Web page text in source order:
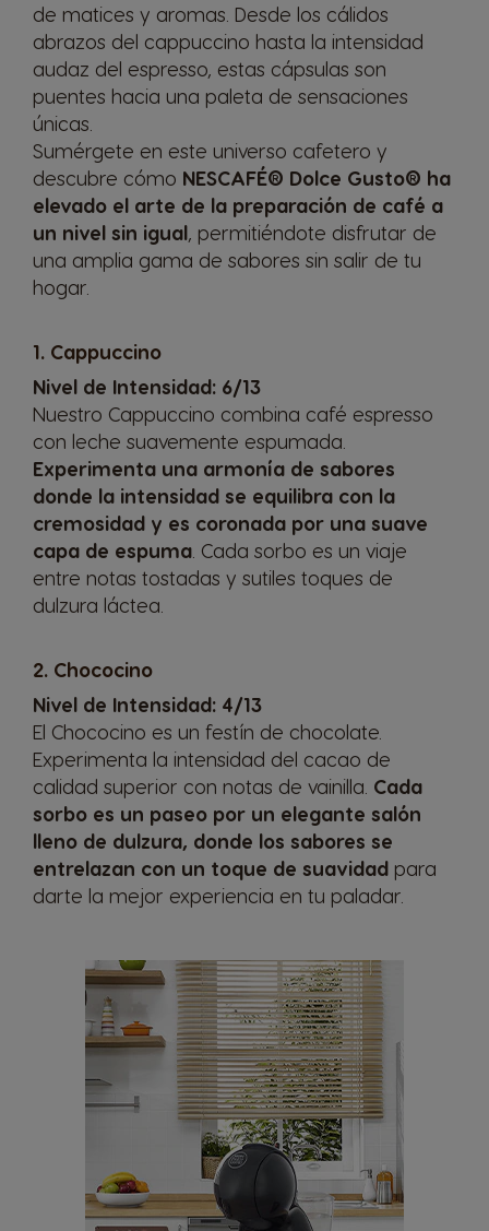
de matices y aromas. Desde los cálidos
abrazos del cappuccino hasta la intensidad
audaz del espresso, estas cápsulas son
puentes hacia una paleta de sensaciones
únicas.
Sumérgete en este universo cafetero y
descubre cómo NESCAFÉ® Dolce Gusto® ha
elevado el arte de la preparación de café a
un nivel sin igual, permitiéndote disfrutar de
una amplia gama de sabores sin salir de tu
hogar.
1. Cappuccino
Nivel de Intensidad: 6/13
Nuestro Cappuccino combina café espresso
con leche suavemente espumada.
Experimenta una armonía de sabores
donde la intensidad se equilibra con la
cremosidad y es coronada por una suave
capa de espuma . Cada sorbo es un viaje
entre notas tostadas y sutiles toques de
dulzura láctea.
2. Chococino
Nivel de Intensidad: 4/13
El Chococino es un festín de chocolate.
Experimenta la intensidad del cacao de
calidad superior con notas de vainilla. Cada
sorbo es un paseo por un elegante salón
lleno de dulzura, donde los sabores se
entrelazan con un toque de suavidad para
darte la mejor experiencia en tu paladar.